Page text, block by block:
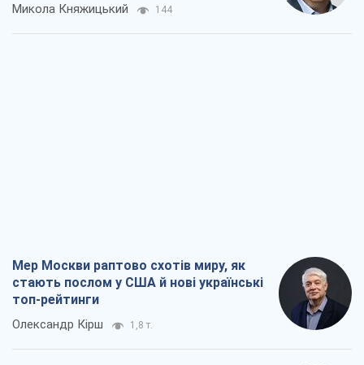
Микола Княжицький 144
Мер Москви раптово схотів миру, як
стають послом у США й нові українські
топ-рейтинги
Олександр Кірш 1,8 т.